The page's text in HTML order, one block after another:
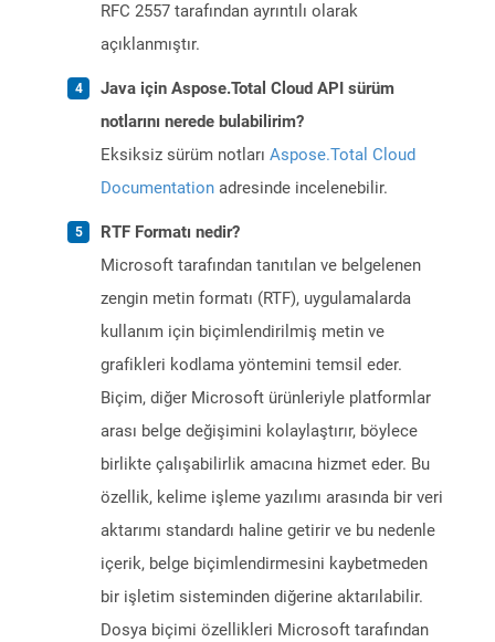
RFC 2557 tarafından ayrıntılı olarak
açıklanmıştır.
Java için Aspose.Total Cloud API sürüm
notlarını nerede bulabilirim?
Eksiksiz sürüm notları Aspose.Total Cloud
Documentation adresinde incelenebilir.
RTF Formatı nedir?
Microsoft tarafından tanıtılan ve belgelenen
zengin metin formatı (RTF), uygulamalarda
kullanım için biçimlendirilmiş metin ve
grafikleri kodlama yöntemini temsil eder.
Biçim, diğer Microsoft ürünleriyle platformlar
arası belge değişimini kolaylaştırır, böylece
birlikte çalışabilirlik amacına hizmet eder. Bu
özellik, kelime işleme yazılımı arasında bir veri
aktarımı standardı haline getirir ve bu nedenle
içerik, belge biçimlendirmesini kaybetmeden
bir işletim sisteminden diğerine aktarılabilir.
Dosya biçimi özellikleri Microsoft tarafından